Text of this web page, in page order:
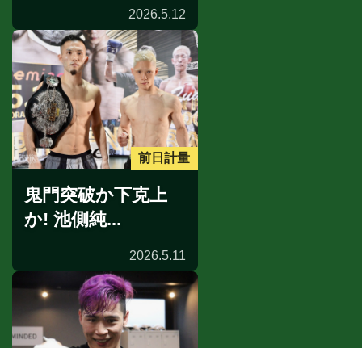
2026.5.12
前日計量
鬼門突破か下克上
か! 池側純...
2026.5.11